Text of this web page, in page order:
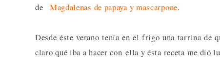
de Magdalenas de papaya y mascarpone.
Desde éste verano tenía en el frigo una tarrina de
claro qué iba a hacer con ella y ésta receta me dió